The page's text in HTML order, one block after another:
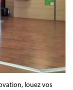
louez vos